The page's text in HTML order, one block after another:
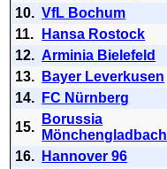
10. VfL Bochum
11.
Hansa Rostock
12. Arminia Bielefeld
13.
Bayer Leverkusen
14.
FC Nürnberg
15.
Borussia
Mönchengladbach
16.
Hannover 96